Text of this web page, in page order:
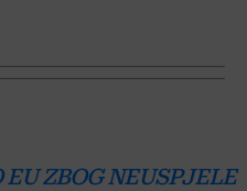
ZBOG NEUSPJELE